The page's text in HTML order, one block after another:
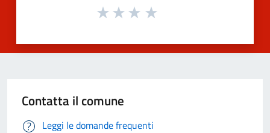
Contatta il comune
Leggi le domande frequenti